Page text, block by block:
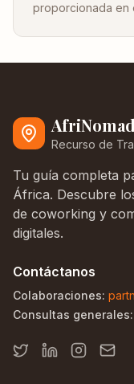
proporcionada en
Recurso de
Tu guía completa
África. Descubre
de coworking y
digitales.
Contáctanos
Colaboraciones:
Consultas generales: